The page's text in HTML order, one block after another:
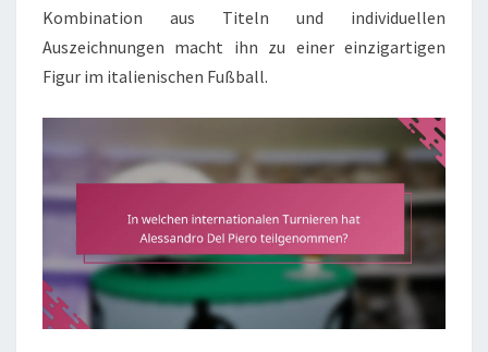
Kombination aus Titeln und individuellen
Auszeichnungen macht ihn zu einer einzigartigen
Figur im italienischen Fußball.